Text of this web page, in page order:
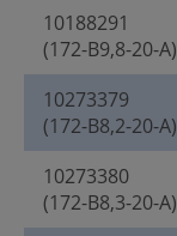
10188291
(172-B9,8-20-A)
10273379
(172-B8,2-20-A)
10273380
(172-B8,3-20-A)